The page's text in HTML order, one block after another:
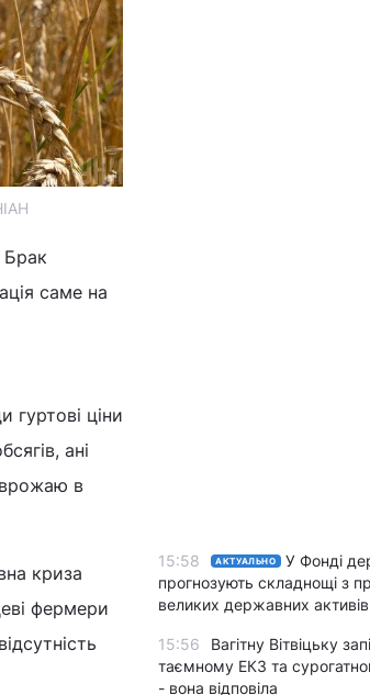
Брак
саме на
гуртові ціни
ані
врожаю в
криза
фермери
15:58 АКТУАЛЬНО
У Фонді
прогнозують складнощі з
великих державних активів
15:56
Вагітну Вітвіцьку
таємному ЕКЗ та
- вона відповіла